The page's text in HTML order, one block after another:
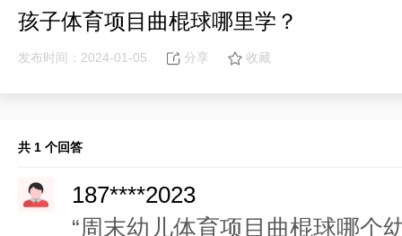
孩子体育项目曲棍球哪里学？
发布时间：2024-01-05 分享 收藏
共 1 个回答
187****2023
“周末幼儿体育项目曲棍球哪个